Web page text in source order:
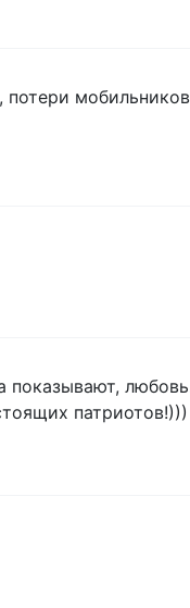
патриотов!)))